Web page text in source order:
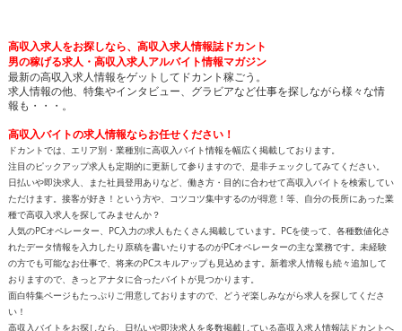
高収入求人をお探しなら、高収入求人情報誌ドカント
男の稼げる求人・高収入求人アルバイト情報マガジン
最新の高収入求人情報をゲットしてドカント稼ごう。
求人情報の他、特集やインタビュー、グラビアなど仕事を探しながら様々な情
報も・・・。
高収入バイトの求人情報ならお任せください！
ドカントでは、エリア別・業種別に高収入バイト情報を幅広く掲載しております。
注目のピックアップ求人も定期的に更新して参りますので、是非チェックしてみてください。
日払いや即決求人、また社員登用ありなど、働き方・目的に合わせて高収入バイトを検索してい
ただけます。接客が好き！という方や、コツコツ集中するのが得意！等、自分の長所にあった業
種で高収入求人を探してみませんか？
人気のPCオペレーター、PC入力の求人もたくさん掲載しています。PCを使って、各種数値化さ
れたデータ情報を入力したり原稿を書いたりするのがPCオペレーターの主な業務です。未経験
の方でも可能なお仕事で、将来のPCスキルアップも見込めます。新着求人情報も続々追加して
おりますので、きっとアナタに合ったバイトが見つかります。
面白特集ページもたっぷりご用意しておりますので、どうぞ楽しみながら求人を探してくださ
い！
高収入バイトをお探しなら、日払いや即決求人を多数掲載している高収入求人情報誌ドカントへ